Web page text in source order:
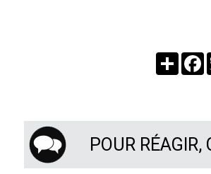
POUR